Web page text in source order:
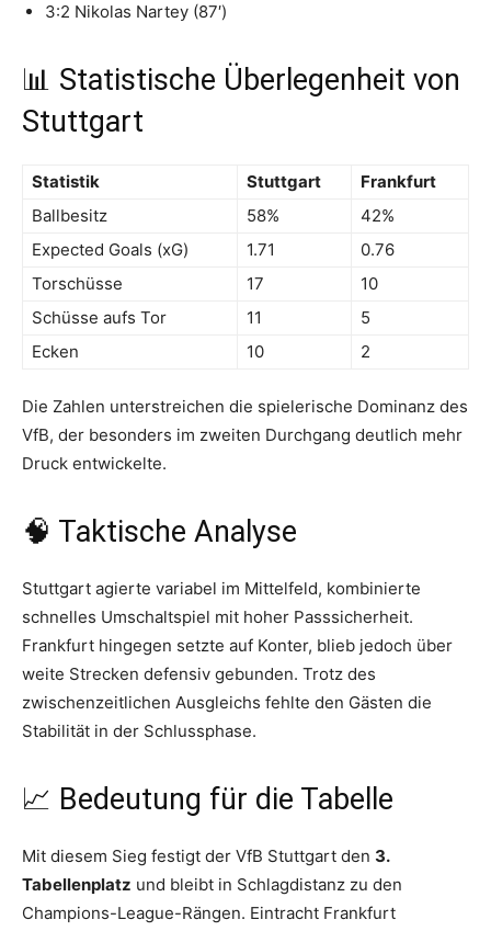
3:2 Nikolas Nartey (87′)
📊 Statistische Überlegenheit von
Stuttgart
Statistik Stuttgart
Frankfurt
Ballbesitz
58%
42%
Expected Goals (xG)
1.71
0.76
Torschüsse
17
10
Schüsse aufs Tor
11
5
Ecken
10 2
Die Zahlen unterstreichen die spielerische Dominanz des
VfB, der besonders im zweiten Durchgang deutlich mehr
Druck entwickelte.
🧠 Taktische Analyse
Stuttgart agierte variabel im Mittelfeld, kombinierte
schnelles Umschaltspiel mit hoher Passsicherheit.
Frankfurt hingegen setzte auf Konter, blieb jedoch über
weite Strecken defensiv gebunden. Trotz des
zwischenzeitlichen Ausgleichs fehlte den Gästen die
Stabilität in der Schlussphase.
📈 Bedeutung für die Tabelle
Mit diesem Sieg festigt der VfB Stuttgart den 3.
Tabellenplatz und bleibt in Schlagdistanz zu den
Champions-League-Rängen. Eintracht Frankfurt